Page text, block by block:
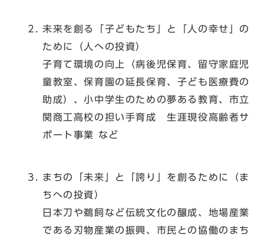
未来を創る「子どもたち」と「人の幸せ」の
ために（人への投資）
子育て環境の向上（病後児保育、留守家庭児
童教室、保育園の延長保育、子ども医療費の
助成）、小中学生のための夢ある教育、市立
関商工高校の担い手育成 生涯現役高齢者サ
ポート事業 など
まちの「未来」と「誇り」を創るために（ま
ちへの投資）
日本刀や鵜飼など伝統文化の醸成、地場産業
である刃物産業の振興、市民との協働のまち